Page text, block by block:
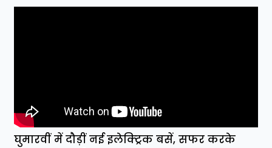
घुमारवीं में दौड़ीं नई इलेक्ट्रिक बसें, सफर करके